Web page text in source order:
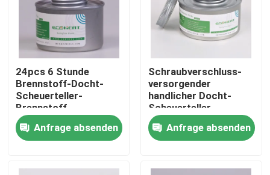
Haus
24pcs 6 Stunde
Brennstoff-Docht-
Scheuerteller-
Brennstoff-
Flüssigbrennstoff für
Scheuerteller kochend
Anfrage absenden
Schraubverschluss-
versorgender
handlicher Docht-
Scheuerteller-
Brenner-Brennstoff-
Brenner des Fondue-
4Hours für Buffet
Anfrage absenden